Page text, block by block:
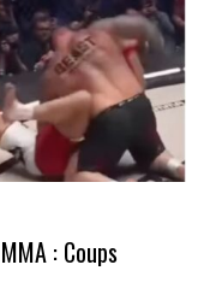
: Coups